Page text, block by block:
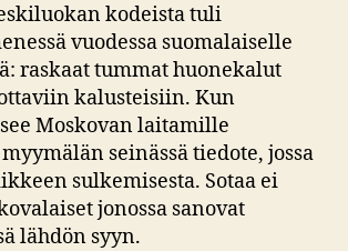
kodeista tuli
vuodessa suomalaiselle
raskaat tummat huonekalut
kalusteisiin. Kun
Moskovan laitamille
seinässä tiedote, jossa
sulkemisesta. Sotaa ei
jonossa sanovat
lähdön syyn.